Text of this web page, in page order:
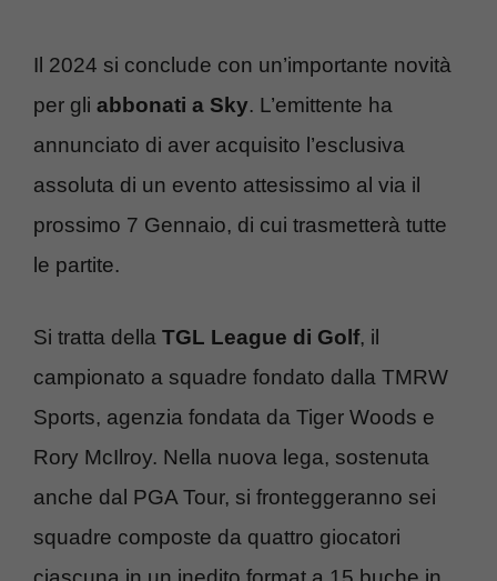
Il 2024 si conclude con un’importante novità
per gli abbonati a Sky. L’emittente ha
annunciato di aver acquisito l’esclusiva
assoluta di un evento attesissimo al via il
prossimo 7 Gennaio, di cui trasmetterà tutte
le partite.
Si tratta della TGL League di Golf, il
campionato a squadre fondato dalla TMRW
Sports, agenzia fondata da Tiger Woods e
Rory McIlroy. Nella nuova lega, sostenuta
anche dal PGA Tour, si fronteggeranno sei
squadre composte da quattro giocatori